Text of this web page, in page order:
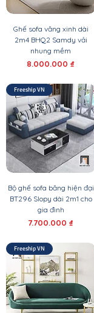
Ghế sofa văng xinh dài
2m4 BHQ2 Samdy vải
nhung mềm
Giá
8.000.000 ₫
Freeship VN
Bộ ghế sofa băng hiện đại
BT296 Slopy dài 2m1 cho
gia đình
Giá
7.700.000 ₫
Freeship VN